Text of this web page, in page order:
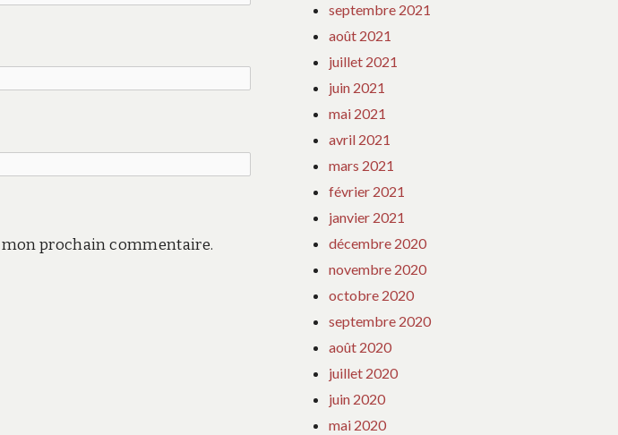
prochain commentaire.
septembre 2021
août 2021
juillet 2021
juin 2021
mai 2021
avril 2021
mars 2021
février 2021
janvier 2021
décembre 2020
novembre 2020
octobre 2020
septembre 2020
août 2020
juillet 2020
juin 2020
mai 2020